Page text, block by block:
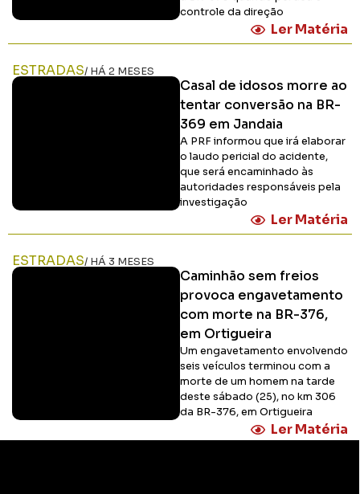
controle da direção
Ler Matéria
ESTRADAS/ HÁ 2 MESES
Casal de idosos morre ao
tentar conversão na BR-
369 em Jandaia
A PRF informou que irá elaborar
o laudo pericial do acidente,
que será encaminhado às
autoridades responsáveis pela
investigação
Ler Matéria
ESTRADAS/ HÁ 3 MESES
Caminhão sem freios
provoca engavetamento
com morte na BR-376,
em Ortigueira
Um engavetamento envolvendo
seis veículos terminou com a
morte de um homem na tarde
deste sábado (25), no km 306
da BR-376, em Ortigueira
Ler Matéria